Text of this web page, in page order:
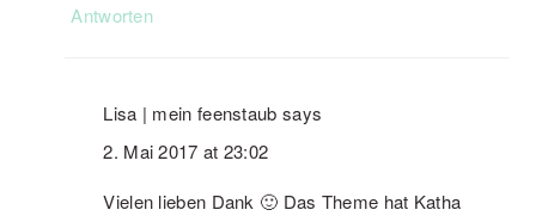
Antworten
Lisa | mein feenstaub says
2. Mai 2017 at 23:02
Vielen lieben Dank 🙂 Das Theme hat Katha